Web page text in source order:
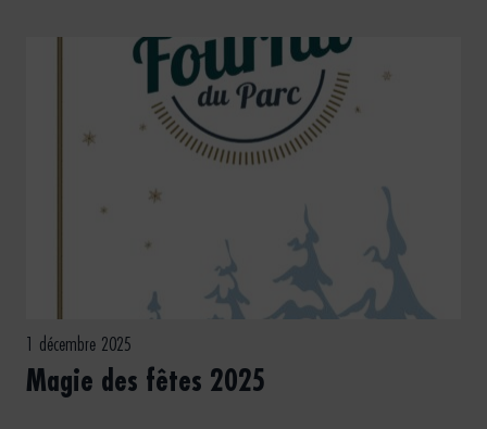
1 décembre 2025
Magie des fêtes 2025